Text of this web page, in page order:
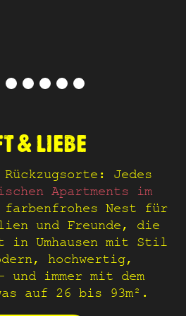
& LIEBE
Jedes
Apartments im
Nest für
und Freunde, die
in Umhausen mit Stil
hochwertig,
und immer mit dem
auf 26 bis 93m².